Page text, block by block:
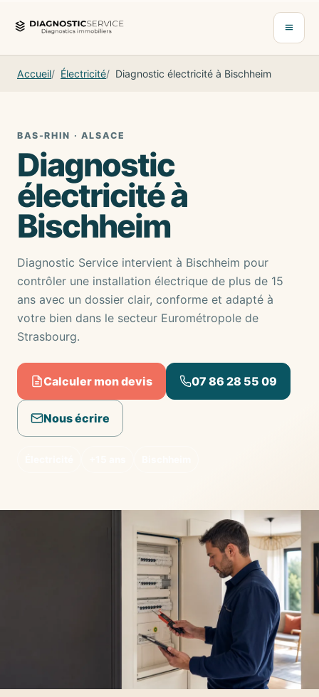
Ouvrir
Accueil Électricité Diagnostic électricité à Bischheim
BAS-RHIN · ALSACE
Diagnostic
électricité à
Bischheim
Diagnostic Service intervient à Bischheim pour
contrôler une installation électrique de plus de 15
ans avec un dossier clair, conforme et adapté à
votre bien dans le secteur Eurométropole de
Strasbourg.
Calculer mon devis 07 86 28 55 09
Nous écrire